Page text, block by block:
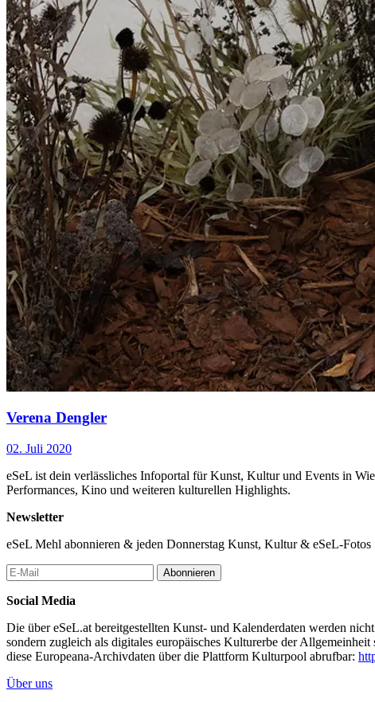
Credits:
Verena Dengler:
v. l. n. r.:/from left to right: Boris Kap, Verena Dengler, Barbara
Schildgen
Suellen Rocca:
Suellen Rocca, Untitled, 2020 © The Estate of Suellen Rocca, Courtesy
...Mehr lesen
Verena Dengler
02. Juli 2020
eSeL ist dein verlässliches Infoportal für Kunst, Kultur und Events in
Performances, Kino und weiteren kulturellen Highlights.
Newsletter
eSeL Mehl abonnieren & jeden Donnerstag Kunst, Kultur & eSeL-
Abonnieren
Social Media
Die über eSeL.at bereitgestellten Kunst- und Kalenderdaten werden
sondern zugleich als digitales europäisches Kulturerbe der
diese Europeana-Archivdaten über die Plattform Kulturpool abrufbar:
Über uns